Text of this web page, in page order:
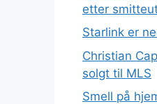
etter
Starlink er
Christian
solgt til MLS
Smell på